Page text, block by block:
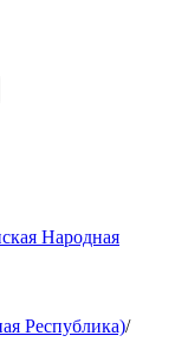
Народная
Республика)/